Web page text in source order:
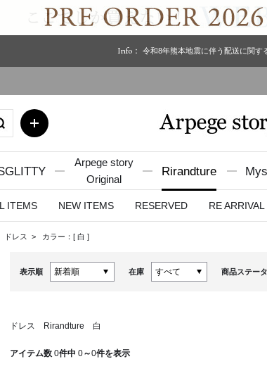
Info： 令和8年熊本地震に伴う配送に関す
Arpege story
Original
Rirandture
ITEMS NEW ITEMS RESERVED RE ARRIVAL
ドレス カラー：[ 白 ]
表示順 在庫 商品ステー
ドレス Rirandture 白
アイテム数 0件中 0～0件を表示